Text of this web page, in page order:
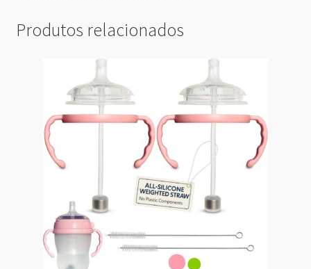
Produtos relacionados